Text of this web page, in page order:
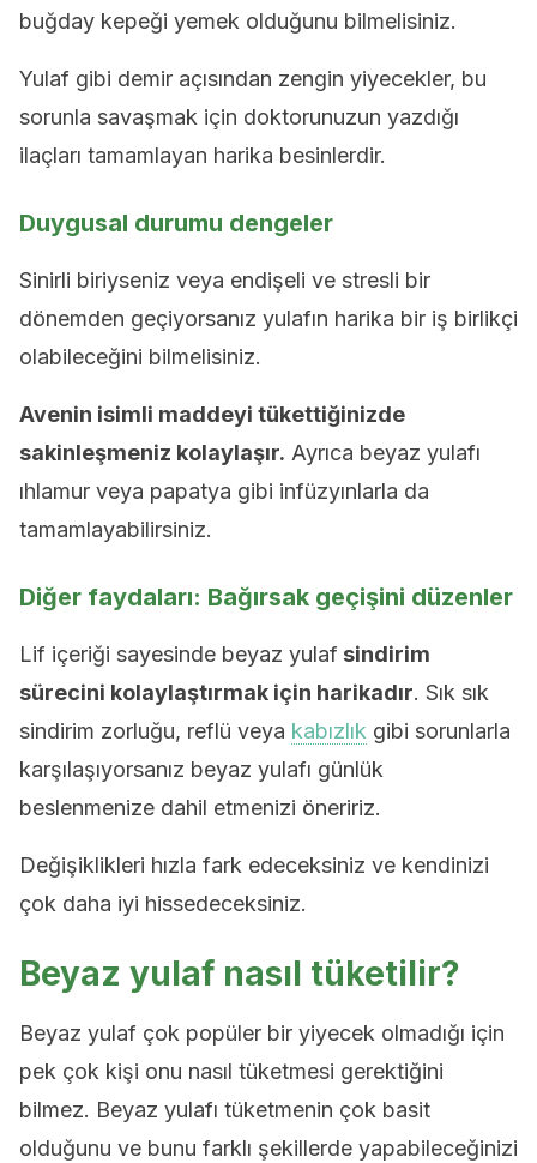
buğday kepeği yemek olduğunu bilmelisiniz.
Yulaf gibi demir açısından zengin yiyecekler, bu
sorunla savaşmak için doktorunuzun yazdığı
ilaçları tamamlayan harika besinlerdir.
Duygusal durumu dengeler
Sinirli biriyseniz veya endişeli ve stresli bir
dönemden geçiyorsanız yulafın harika bir iş birlikçi
olabileceğini bilmelisiniz.
Avenin isimli maddeyi tükettiğinizde
sakinleşmeniz kolaylaşır. Ayrıca beyaz yulafı
ıhlamur veya papatya gibi infüzyınlarla da
tamamlayabilirsiniz.
Diğer faydaları: Bağırsak geçişini düzenler
Lif içeriği sayesinde beyaz yulaf sindirim
sürecini kolaylaştırmak için harikadır. Sık sık
sindirim zorluğu, reflü veya kabızlık gibi sorunlarla
karşılaşıyorsanız beyaz yulafı günlük
beslenmenize dahil etmenizi öneririz.
Değişiklikleri hızla fark edeceksiniz ve kendinizi
çok daha iyi hissedeceksiniz.
Beyaz yulaf nasıl tüketilir?
Beyaz yulaf çok popüler bir yiyecek olmadığı için
pek çok kişi onu nasıl tüketmesi gerektiğini
bilmez. Beyaz yulafı tüketmenin çok basit
olduğunu ve bunu farklı şekillerde yapabileceğinizi